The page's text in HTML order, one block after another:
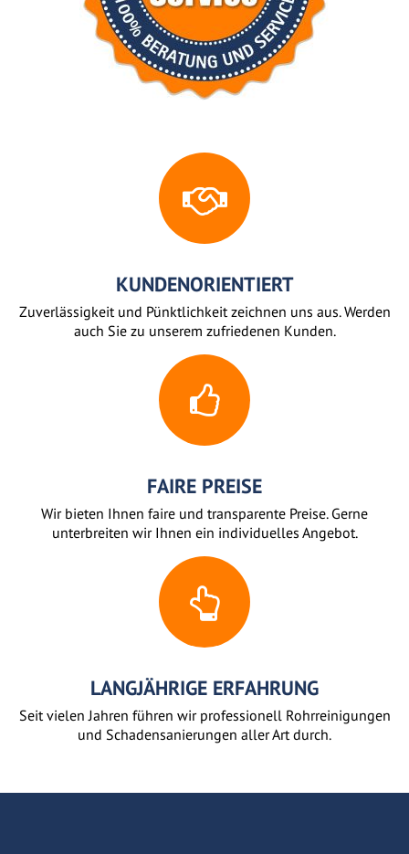
KUNDENORIENTIERT
Zuverlässigkeit und Pünktlichkeit zeichnen uns aus. Werden
auch Sie zu unserem zufriedenen Kunden.
FAIRE PREISE
Wir bieten Ihnen faire und transparente Preise. Gerne
unterbreiten wir Ihnen ein individuelles Angebot.
LANGJÄHRIGE ERFAHRUNG
Seit vielen Jahren führen wir professionell Rohrreinigungen
und Schadensanierungen aller Art durch.